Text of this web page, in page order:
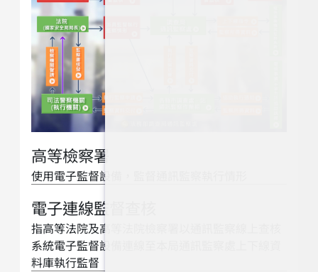
高等檢察署
使用電子監督設備，監督通訊監察執行情形
電子連線監督查核
指高等法院及高等法院檢察署以通訊監察線上查核
系統電子監督設備連線至本局通訊監察處上下線資
料庫執行監督